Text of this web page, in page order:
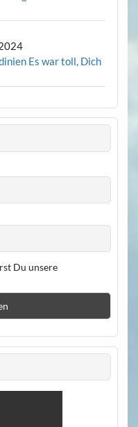
Es war toll, Dich
Du unsere